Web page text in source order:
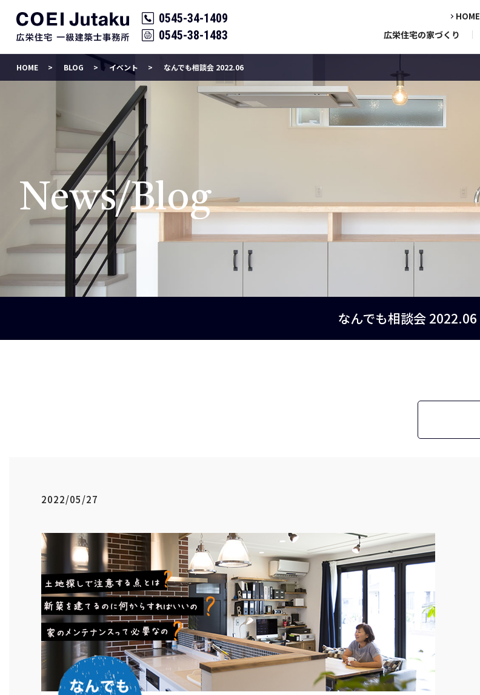
0545-34-1409
0545-38-1483
HOME
広栄住宅の家づくり
News/Blog
HOME BLOG イベント なんでも相談会 2022.06
なんでも相談会 2022.06
2022/05/27